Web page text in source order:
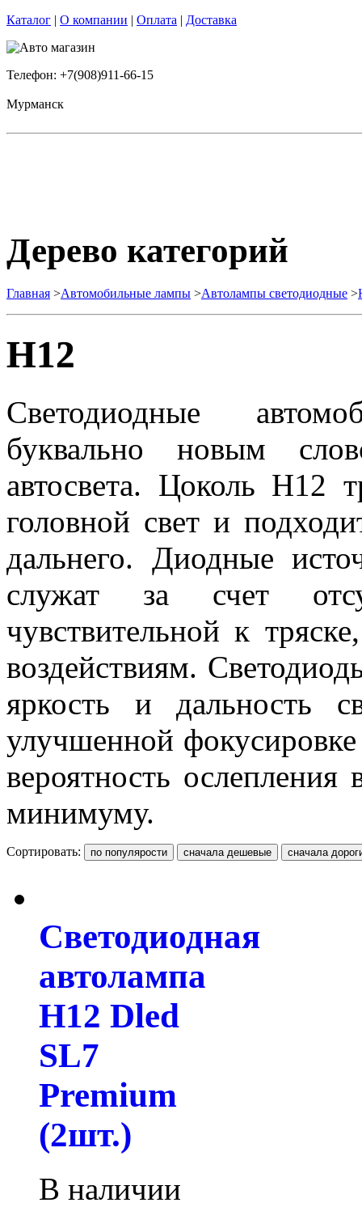
Каталог | О компании | Оплата | Доставка
Телефон: +7(908)911-66-15
Мурманск
Дерево категорий
Главная >Автомобильные лампы >Автолампы светодиодные >
H12
Светодиодные
буквально новым
автосвета. Цоколь H12
головной свет и
дальнего. Диодные
служат за счет
чувствительной к
воздействиям.
яркость и дальность
улучшенной фокусировке
вероятность ослепления
минимуму.
Сортировать:
Светодиодная
автолампа
H12 Dled
SL7
Premium
(2шт.)
В наличии